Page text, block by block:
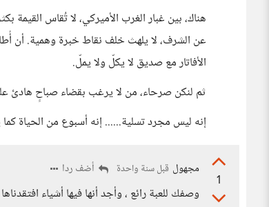
هناك، بين غبار الغرب الأميركي، لا تُقاس القيمة
عن الشرف، لا يلهث خلف نقاط خبرة وهمية. أن
الأفاتار مع صديق لا يكلّ ولا يملّ.
ثم لنكن صرحاء، من لا يرغب بقضاء صباحٍ هادئ
إنه ليس مجرد تسلية...... إنه أسبوع من الحياة
1
مجهول قبل سنة واحدة أضف ردا
وصفك للعبة رائع ، وأجد أنها فيها أشياء